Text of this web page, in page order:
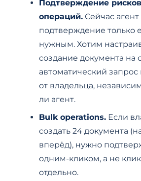
Подтверждение
операций. Сейчас
подтверждение только
нужным. Хотим
создание документа на
автоматический
от владельца,
ли агент.
Bulk operations. Если
создать 24 документа
вперёд), нужно
одним-кликом, а не
отдельно.